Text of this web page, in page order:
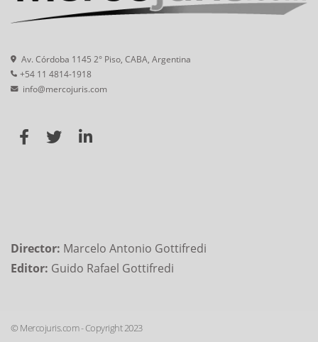
Av. Córdoba 1145 2° Piso, CABA, Argentina
+54 11 4814-1918
info@mercojuris.com
Director: Marcelo Antonio Gottifredi
Editor: Guido Rafael Gottifredi
© Mercojuris.com - Copyright 2023